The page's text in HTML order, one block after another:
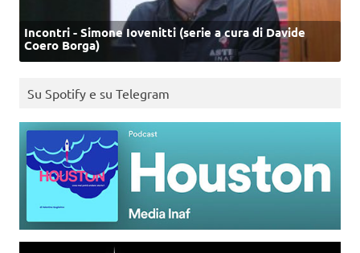
Incontri - Simone Iovenitti (serie a cura di Davide
Coero Borga)
Su Spotify e su Telegram